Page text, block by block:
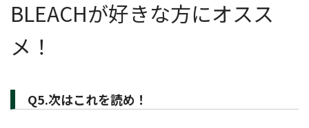
BLEACHが好きな方にオスス
メ！
Q5.次はこれを読め！